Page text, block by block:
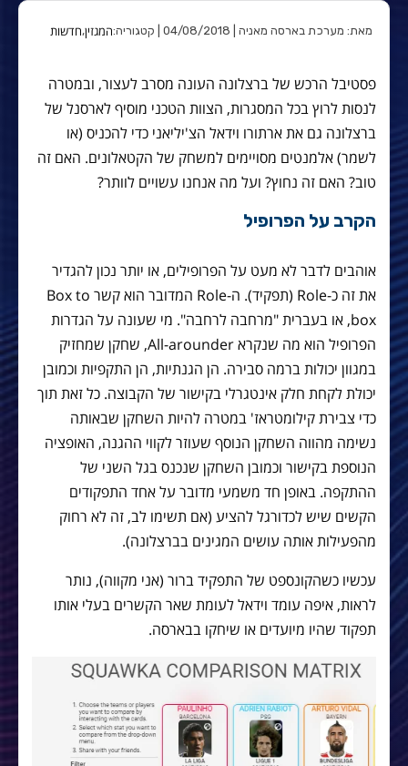
מאת: מערכת בארסה מאניה | 04/08/2018 | קטגוריה: המגזין,חדשות
פסטיבל הרכש של ברצלונה העונה מסרב לעצור, ובמטרה
לנסות לרוץ בכל המסגרות, הצוות הטכני מוסיף לארסנל של
ברצלונה גם את ארתורו וידאל הצ'יליאני כדי להכניס (או
לשמר) אלמנטים מסויימים למשחק של הקטאלונים. האם זה
טוב? האם זה נחוץ? ועל מה אנחנו עשויים לוותר?
הקרב על הפרופיל
אוהבים לדבר לא מעט על הפרופילים, או יותר נכון להגדיר
את זה כ-Role (תפקיד). ה-Role המדובר הוא קשר Box to
box, או בעברית "מרחבה לרחבה". מי שעונה על הגדרות
הפרופיל הוא מה שנקרא All-arounder, שחקן שמחזיק
במגוון יכולות ברמה סבירה. הן הגנתיות, הן התקפיות וכמובן
יכולת לקחת חלק אינטגרלי בקישור של הקבוצה. כל זאת תוך
כדי צבירת קילומטראז' במטרה להיות השחקן שבאותה
נשימה מהווה השחקן הנוסף שעוזר לקווי ההגנה, האופציה
הנוספת בקישור וכמובן השחקן שנכנס בגל השני של
ההתקפה. באופן חד משמעי מדובר על אחד התפקודים
הקשים שיש לכדורגל להציע (אם תשימו לב, זה לא רחוק
מהפעילות אותה עושים המגינים בברצלונה).
עכשיו כשהקונספט של התפקיד ברור (אני מקווה), נותר
לראות, איפה עומד וידאל לעומת שאר הקשרים בעלי אותו
תפקוד שהיו מיועדים או שיחקו בבארסה.